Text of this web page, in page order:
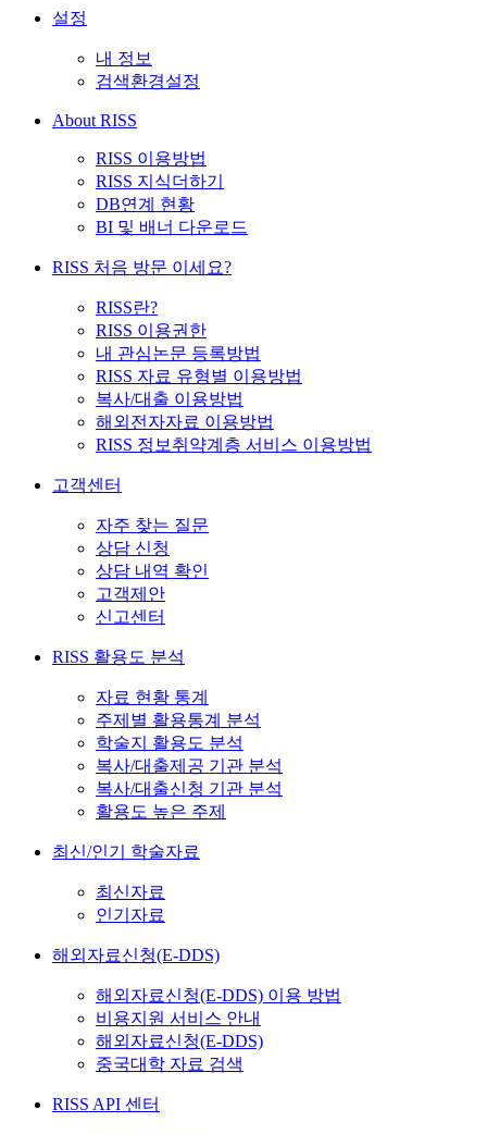
설정
내 정보
검색환경설정
About RISS
RISS 이용방법
RISS 지식더하기
DB연계 현황
BI 및 배너 다운로드
RISS 처음 방문 이세요?
RISS란?
RISS 이용권한
내 관심논문 등록방법
RISS 자료 유형별 이용방법
복사/대출 이용방법
해외전자자료 이용방법
RISS 정보취약계층 서비스 이용방법
고객센터
자주 찾는 질문
상담 신청
상담 내역 확인
고객제안
신고센터
RISS 활용도 분석
자료 현황 통계
주제별 활용통계 분석
학술지 활용도 분석
복사/대출제공 기관 분석
복사/대출신청 기관 분석
활용도 높은 주제
최신/인기 학술자료
최신자료
인기자료
해외자료신청(E-DDS)
해외자료신청(E-DDS) 이용 방법
비용지원 서비스 안내
해외자료신청(E-DDS)
중국대학 자료 검색
RISS API 센터